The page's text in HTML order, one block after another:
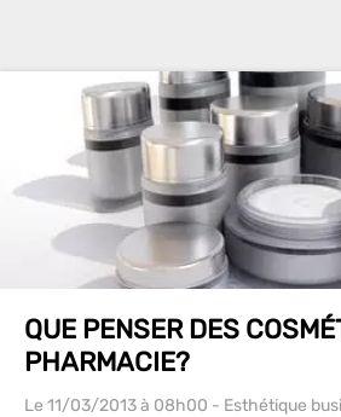
QUE PENSER DES
PHARMACIE?
Le 11/03/2013à 08h00 - Esthétique